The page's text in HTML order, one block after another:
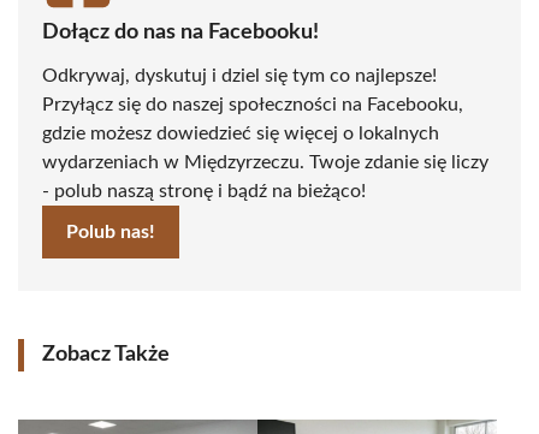
Dołącz do nas na Facebooku!
Odkrywaj, dyskutuj i dziel się tym co najlepsze!
Przyłącz się do naszej społeczności na Facebooku,
gdzie możesz dowiedzieć się więcej o lokalnych
wydarzeniach w Międzyrzeczu. Twoje zdanie się liczy
- polub naszą stronę i bądź na bieżąco!
Polub nas!
Zobacz Także